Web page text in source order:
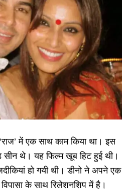
में एक साथ काम किया था। इस
सीन थे। यह फिल्म खूब हिट हुई थी।
हो गयी थी। डीनो ने अपने एक
के साथ रिलेशनशिप में है।